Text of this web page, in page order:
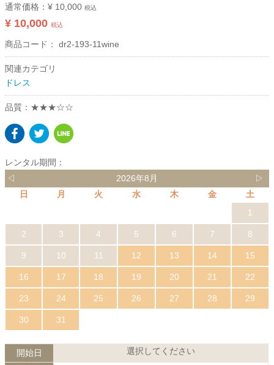
通常価格： ¥ 10,000 税込
¥ 10,000 税込
商品コード： dr2-193-11wine
関連カテゴリ
ドレス
品質：★★★☆☆
レンタル期間：
◁
2026年8月
▷
日
月 火 水 木 金
土
1
2 3 4 5 6 7 8
9 10 11 12 13 14 15
16 17 18 19 20 21 22
23 24 25 26 27 28 29
30 31
開始日 選択してください